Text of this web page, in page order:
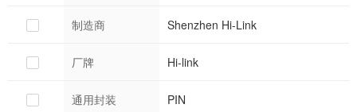
制造商 Shenzhen Hi-Link
厂牌 Hi-link
通用封装 PIN